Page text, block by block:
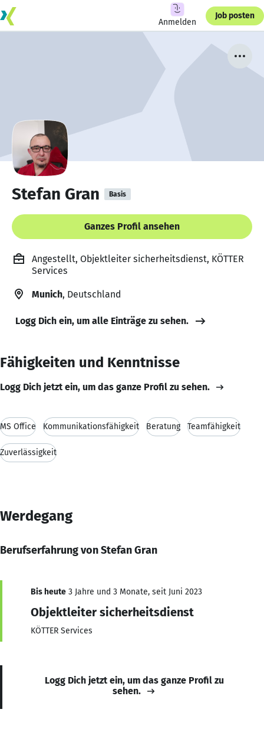
Anmelden
Job posten
Stefan Gran Basis
Ganzes Profil ansehen
Angestellt, Objektleiter sicherheitsdienst, KÖTTER
Services
Munich, Deutschland
Logg Dich ein, um alle Einträge zu sehen.
Fähigkeiten und Kenntnisse
Logg Dich jetzt ein, um das ganze Profil zu sehen.
MS Office Kommunikationsfähigkeit Beratung Teamfähigkeit
Zuverlässigkeit
Werdegang
Berufserfahrung von Stefan Gran
Bis heute 3 Jahre und 3 Monate, seit Juni 2023
Objektleiter sicherheitsdienst
KÖTTER Services
Logg Dich jetzt ein, um das ganze Profil zu
sehen.